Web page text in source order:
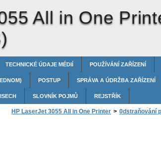
All in One
TECHNICKÉ ÚDAJE MÉDIÍ POUŽÍVÁNÍ ZAŘÍZENÍ
POSTUP SPRÁVA A ÚDRŽBA ZAŘÍZENÍ
SLOVNÍK POJMŮ REJSTŘÍK
HP LaserJet 3055 All in One Printer > 0dstraňování